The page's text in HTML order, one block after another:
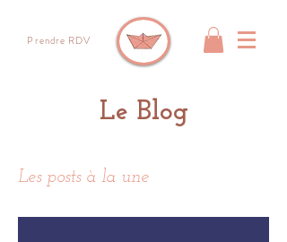
Prendre RDV
Le Blog
Les posts à la une